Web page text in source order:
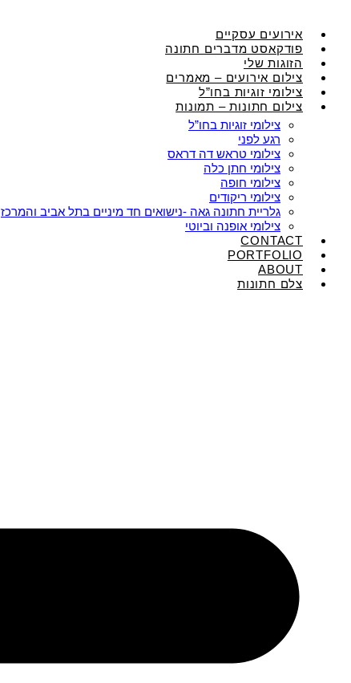
אירועים עסקיים
פודקאסט מדברים חתונה
הזוגות שלי
צילום אירועים – מאמרים
צילומי זוגיות בחו”ל
צילום חתונות – תמונות
צילומי זוגיות בחו”ל
רגע לפני
צילומי טראש דה דראס
צילומי חתן כלה
צילומי חופה
צילומי ריקודים
גלריית חתונה גאה -נישואים חד מיניים בתל אביב והמרכז
צילומי אופנה וביוטי
CONTACT
PORTFOLIO
ABOUT
צלם חתונות